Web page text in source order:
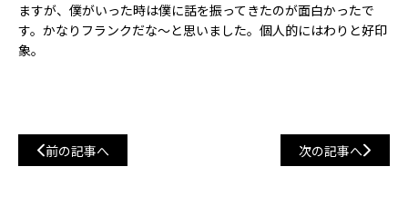
ますが、僕がいった時は僕に話を振ってきたのが面白かったで
す。かなりフランクだな〜と思いました。個人的にはわりと好印
象。
前の記事へ 次の記事へ